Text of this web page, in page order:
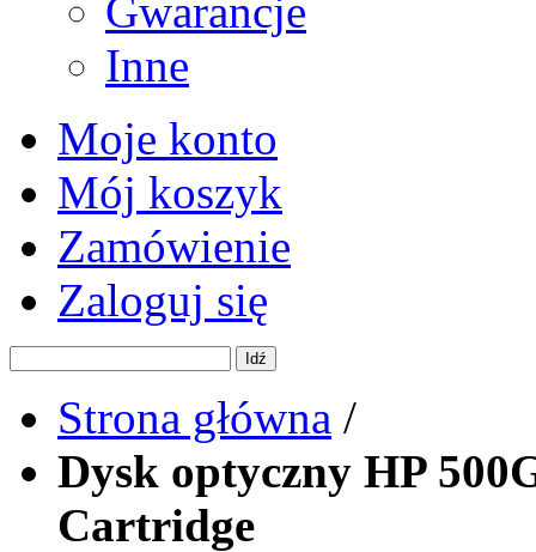
Gwarancje
Inne
Moje konto
Mój koszyk
Zamówienie
Zaloguj się
Idź
Strona główna /
Dysk optyczny HP
Cartridge